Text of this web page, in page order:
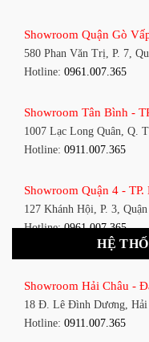
Showroom Quận Gò
580 Phan Văn Trị, P. 7,
Hotline: 0961.007.365
Showroom Tân Bình -
1007 Lạc Long Quân, Q.
Hotline: 0911.007.365
Showroom Quận 4 - TP.
127 Khánh Hội, P. 3,
Hotline:0961.007.365
1411 Đường 3/2, P. 16,
Hotline:0911.007.365
HỆ
Showroom Hải Châu -
18 Đ. Lê Đình Dương, Hải
Hotline: 0911.007.365